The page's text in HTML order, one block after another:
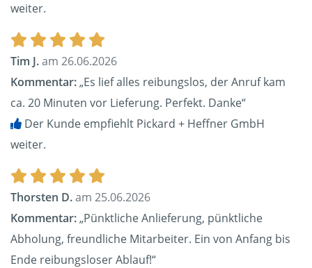
weiter.
Tim J.am 26.06.2026
Kommentar:„Es lief alles reibungslos, der Anruf kam
ca. 20 Minuten vor Lieferung. Perfekt. Danke“
Der Kunde empfiehlt Pickard + Heffner GmbH
weiter.
Thorsten D.am 25.06.2026
Kommentar:„Pünktliche Anlieferung, pünktliche
Abholung, freundliche Mitarbeiter. Ein von Anfang bis
Ende reibungsloser Ablauf!“